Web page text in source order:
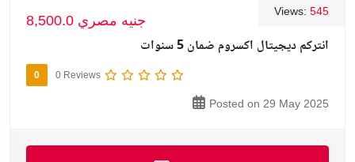
Views: 545
8,500.0 جنيه مصري
انتركم ديجيتال اكسروم ضمان 5 سنوات
0 0 Reviews
Posted on 29 May 2025